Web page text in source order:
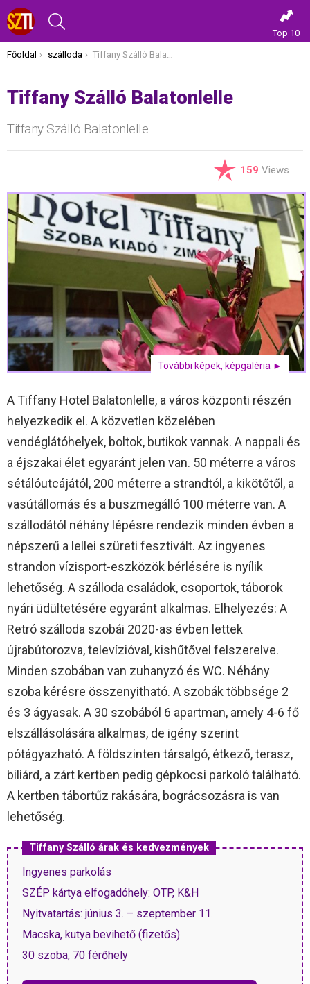
Top 10
Itt vagy most:
Főoldal szálloda Tiffany Szálló Balatonlelle
Tiffany Szálló Balatonlelle
Tiffany Szálló Balatonlelle
159 Views
További képek, képgaléria ►
A Tiffany Hotel Balatonlelle, a város központi részén
helyezkedik el. A közvetlen közelében
vendéglátóhelyek, boltok, butikok vannak. A nappali és
a éjszakai élet egyaránt jelen van. 50 méterre a város
sétálóutcájától, 200 méterre a strandtól, a kikötőtől, a
vasútállomás és a buszmegálló 100 méterre van. A
szállodától néhány lépésre rendezik minden évben a
népszerű a lellei szüreti fesztivált. Az ingyenes
strandon vízisport-eszközök bérlésére is nyílik
lehetőség. A szálloda családok, csoportok, táborok
nyári üdültetésére egyaránt alkalmas. Elhelyezés: A
Retró szálloda szobái 2020-as évben lettek
újrabútorozva, televízióval, kishűtővel felszerelve.
Minden szobában van zuhanyzó és WC. Néhány
szoba kérésre összenyitható. A szobák többsége 2
és 3 ágyasak. A 30 szobából 6 apartman, amely 4-6 fő
elszállásolására alkalmas, de igény szerint
pótágyazható. A földszinten társalgó, étkező, terasz,
biliárd, a zárt kertben pedig gépkocsi parkoló található.
A kertben tábortűz rakására, bográcsozásra is van
lehetőség.
Tiffany Szálló árak és kedvezmények
Ingyenes parkolás
SZÉP kártya elfogadóhely: OTP, K&H
Nyitvatartás: június 3. – szeptember 11.
Macska, kutya bevihető (fizetős)
30 szoba, 70 férőhely